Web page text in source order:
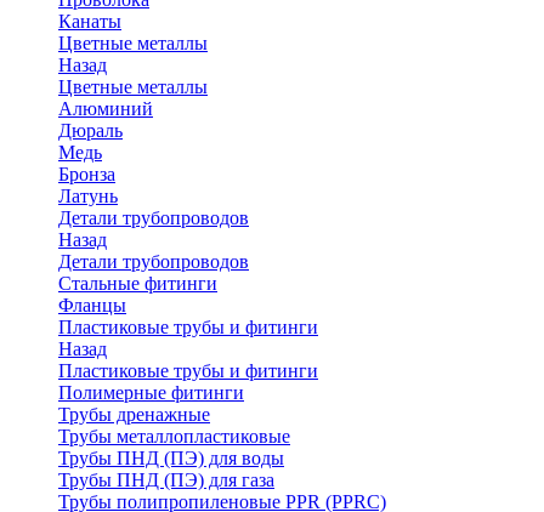
Канаты
Цветные металлы
Назад
Цветные металлы
Алюминий
Дюраль
Медь
Бронза
Латунь
Детали трубопроводов
Назад
Детали трубопроводов
Стальные фитинги
Фланцы
Пластиковые трубы и фитинги
Назад
Пластиковые трубы и фитинги
Полимерные фитинги
Трубы дренажные
Трубы металлопластиковые
Трубы ПНД (ПЭ) для воды
Трубы ПНД (ПЭ) для газа
Трубы полипропиленовые PPR (PPRC)